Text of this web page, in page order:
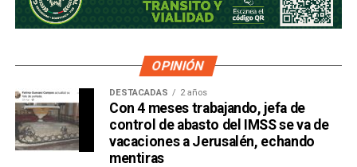
OPINIÓN
DESTACADAS 2 años
Con 4 meses trabajando, jefa de
control de abasto del IMSS se va de
vacaciones a Jerusalén, echando
mentiras